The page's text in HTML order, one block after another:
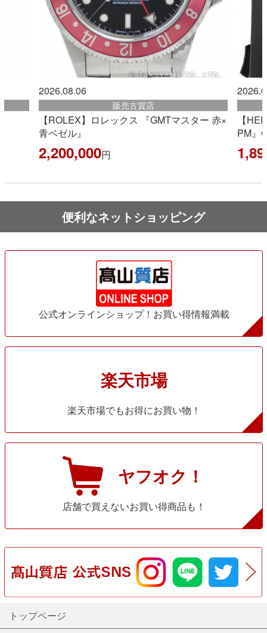
2026.08.06
販売古賀店
【ROLEX】ロレックス 『GMTマスター 赤×
青ベゼル』
2,200,000円
【
PM』
便利なネットショッピング
公式オンラインショップ！お買い得情報満載
楽天市場
楽天市場でもお得にお買い物！
ヤフオク！
店舗で買えないお買い得商品も！
トップページ